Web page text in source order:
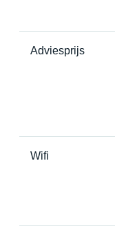
Adviesprijs
Wifi